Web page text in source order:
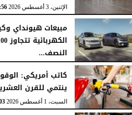
الإثنين، 3 أغسطس 2026
مبيعات هيونداي
النصف...
الأحد، 2 أغسطس 2026 06:17 مـ
كاتب أمريكي:
ينتمي للقرن
السبت، 1 أغسطس 2026